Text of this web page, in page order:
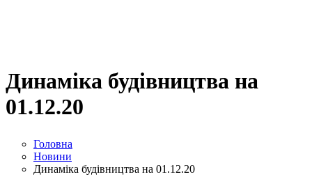
Динаміка будівництва на
01.12.20
Головна
Новини
Динаміка будівництва на 01.12.20